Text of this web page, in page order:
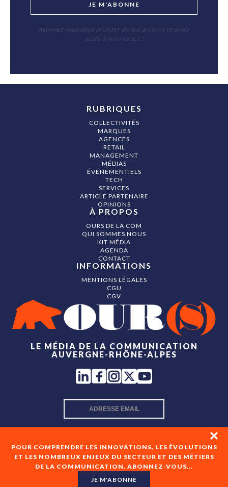
JE M'ABONNE
Abonnez-vous pour profiter de nos articles et avoir
accès à nos revues !
POUR COMPRENDRE LES INNOVATIONS, LES ÉVOLUTIONS
ET LES NOMBREUX ENJEUX DU SECTEUR ET DES MÉTIERS
DE LA COMMUNICATION, ABONNEZ-VOUS...
JE M'ABONNE
LE MÉDIA DE LA COMMUNICATION
AUVERGNE-RHÔNE-ALPES
En cochant cette case, je consens à recevoir les newsletters
RUBRIQUES
COLLECTIVITÉS
MARQUES
AGENCES
RETAIL
MANAGEMENT
MÉDIAS
ÉVÉNEMENTIELS
TECH
SERVICES
ARTICLE PARTENAIRE
OPINIONS
À PROPOS
OURS DE LA COM
QUI SOMMES NOUS
KIT MÉDIA
AGENDA
CONTACT
INFORMATIONS
MENTIONS LÉGALES
CGU
CGV